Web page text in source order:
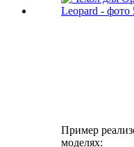
Пример
моделях: